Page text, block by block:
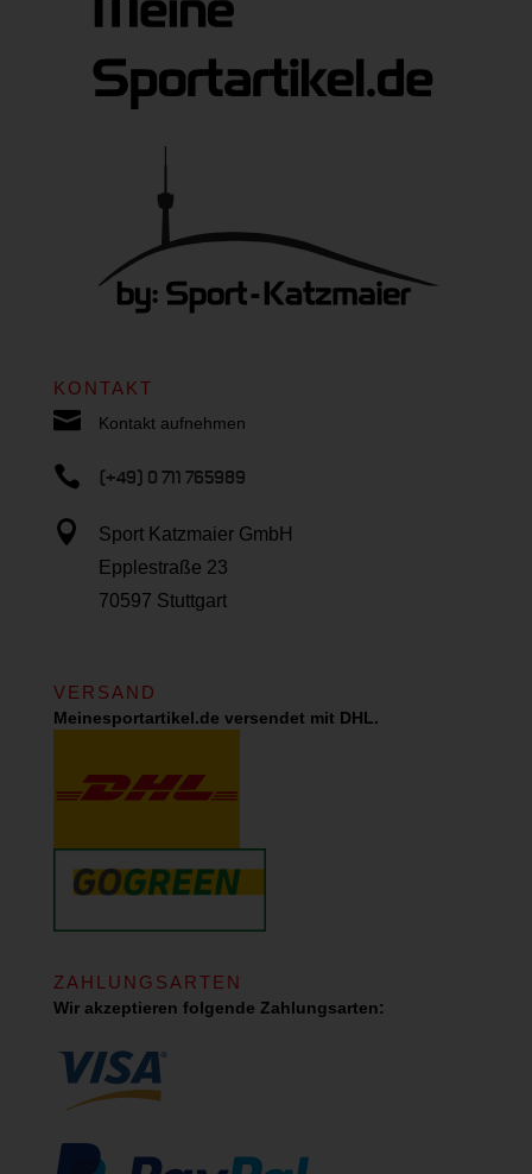
KONTAKT
 Kontakt aufnehmen
 (+49) 0 711 765989

Sport Katzmaier GmbH
Epplestraße 23
70597 Stuttgart
VERSAND
Meinesportartikel.de versendet mit DHL.
ZAHLUNGSARTEN
Wir akzeptieren folgende Zahlungsarten: